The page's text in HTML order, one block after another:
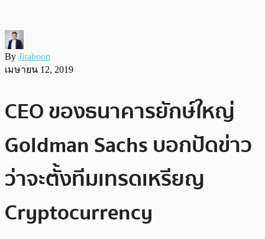
By Jiraboon
เมษายน 12, 2019
CEO ของธนาคารยักษ์ใหญ่
Goldman Sachs บอกปัดข่าว
ว่าจะตั้งทีมเทรดเหรียญ
Cryptocurrency